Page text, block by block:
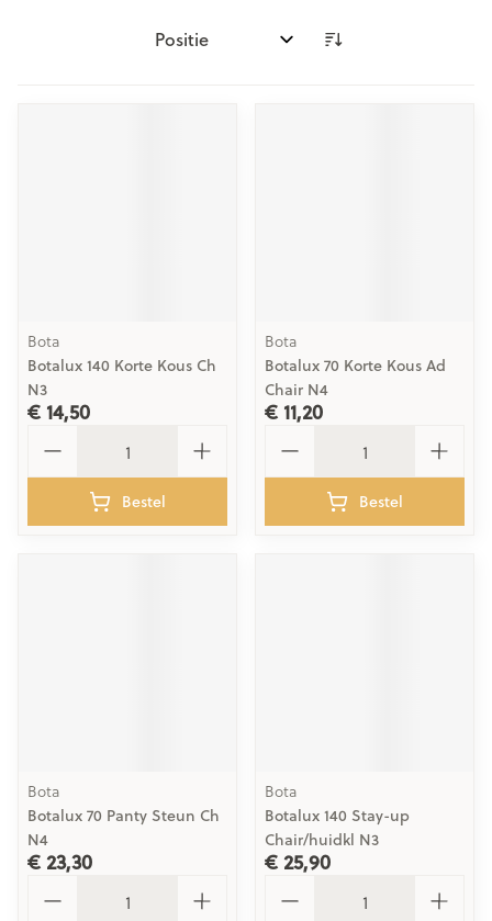
Sorteer op:
Bota
Botalux 140 Korte Kous Ch
N3
€ 14,50
Bestel
Bota
Botalux 70 Korte Kous Ad
Chair N4
€ 11,20
Bestel
Bota
Botalux 70 Panty Steun Ch
N4
€ 23,30
Bota
Botalux 140 Stay-up
Chair/huidkl N3
€ 25,90